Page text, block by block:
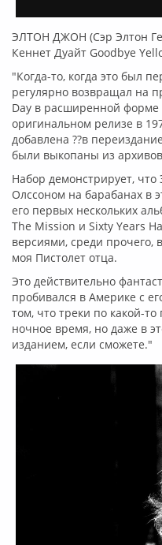
ЭЛТОН ДЖОН (Сэр Элтон
Кеннет Дуайт Goodbye
"Когда-то, когда это был
регулярно возвращал на
Day в расширенной
оригинальном релизе в
добавлена ??в
были выкопаны из
Набор демонстрирует,
Олссоном на барабанах в
его первых нескольких
The Mission и Sixty Years
версиями, среди
моя Пистолет отца.
Это действительно
пробивался в Америке с
том, что треки по какой-
ночное время, но даже в
изданием, если сможете."